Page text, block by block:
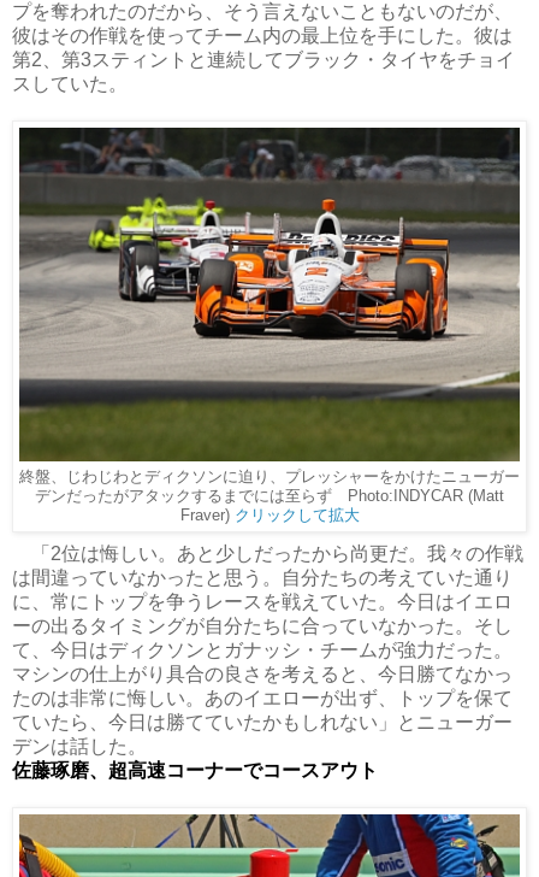
プを奪われたのだから、そう言えないこともないのだが、
彼はその作戦を使ってチーム内の最上位を手にした。彼は
第2、第3スティントと連続してブラック・タイヤをチョイ
スしていた。
終盤、じわじわとディクソンに迫り、プレッシャーをかけたニューガー
デンだったがアタックするまでには至らず Photo:INDYCAR (Matt
Fraver) クリックして拡大
「2位は悔しい。あと少しだったから尚更だ。我々の作戦
は間違っていなかったと思う。自分たちの考えていた通り
に、常にトップを争うレースを戦えていた。今日はイエロ
ーの出るタイミングが自分たちに合っていなかった。そし
て、今日はディクソンとガナッシ・チームが強力だった。
マシンの仕上がり具合の良さを考えると、今日勝てなかっ
たのは非常に悔しい。あのイエローが出ず、トップを保て
ていたら、今日は勝てていたかもしれない」とニューガー
デンは話した。
佐藤琢磨、超高速コーナーでコースアウト